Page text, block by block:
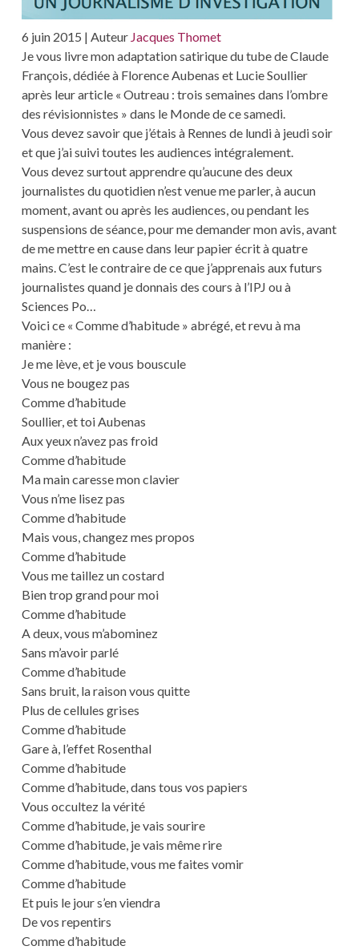
6 juin 2015 | Auteur Jacques Thomet
Je vous livre mon adaptation satirique du tube de Claude
François, dédiée à Florence Aubenas et Lucie Soullier
après leur article « Outreau : trois semaines dans l’ombre
des révisionnistes » dans le Monde de ce samedi.
Vous devez savoir que j’étais à Rennes de lundi à jeudi soir
et que j’ai suivi toutes les audiences intégralement.
Vous devez surtout apprendre qu’aucune des deux
journalistes du quotidien n’est venue me parler, à aucun
moment, avant ou après les audiences, ou pendant les
suspensions de séance, pour me demander mon avis, avant
de me mettre en cause dans leur papier écrit à quatre
mains. C’est le contraire de ce que j’apprenais aux futurs
journalistes quand je donnais des cours à l’IPJ ou à
Sciences Po…
Voici ce « Comme d’habitude » abrégé, et revu à ma
manière :
Je me lève, et je vous bouscule
Vous ne bougez pas
Comme d’habitude
Soullier, et toi Aubenas
Aux yeux n’avez pas froid
Comme d’habitude
Ma main caresse mon clavier
Vous n’me lisez pas
Comme d’habitude
Mais vous, changez mes propos
Comme d’habitude
Vous me taillez un costard
Bien trop grand pour moi
Comme d’habitude
A deux, vous m’abominez
Sans m’avoir parlé
Comme d’habitude
Sans bruit, la raison vous quitte
Plus de cellules grises
Comme d’habitude
Gare à, l’effet Rosenthal
Comme d’habitude
Comme d’habitude, dans tous vos papiers
Vous occultez la vérité
Comme d’habitude, je vais sourire
Comme d’habitude, je vais même rire
Comme d’habitude, vous me faites vomir
Comme d’habitude
Et puis le jour s’en viendra
De vos repentirs
Comme d’habitude